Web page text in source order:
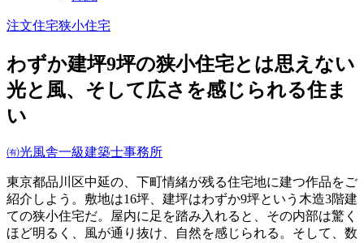
注文住宅狭小住宅
わずか建坪9坪の狭小住宅とは思えない
光と風、そして広さを感じられる住ま
い
㈲光風舎一級建築士事務所
東京都品川区中延の、下町情緒が残る住宅地に建つ作品をご
紹介しよう。敷地は16坪、建坪はわずか9坪という木造3階建
ての狭小住宅だ。屋内に足を踏み入れると、その内部は驚く
ほど明るく、風が通り抜け、自然を感じられる。そして、数